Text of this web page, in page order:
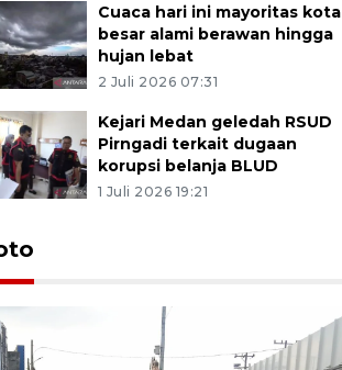
Cuaca hari ini mayoritas kota
besar alami berawan hingga
hujan lebat
2 Juli 2026 07:31
Kejari Medan geledah RSUD
Pirngadi terkait dugaan
korupsi belanja BLUD
1 Juli 2026 19:21